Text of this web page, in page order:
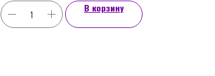
В корзину